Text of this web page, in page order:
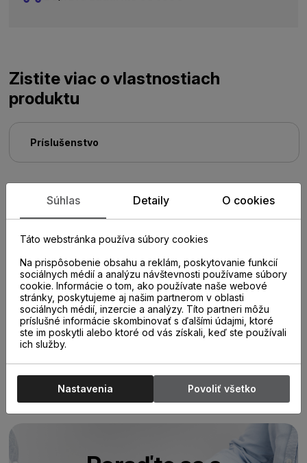
Zistite viac o vlastnostiach
produktu
Príslušenstvo
PRÍSLUŠENSTVO
Súhlas Detaily O cookies
Táto webstránka používa súbory cookies
Na prispôsobenie obsahu a reklám, poskytovanie funkcií
sociálnych médií a analýzu návštevnosti používame súbory
cookie. Informácie o tom, ako používate naše webové
stránky, poskytujeme aj našim partnerom v oblasti
sociálnych médií, inzercie a analýzy. Títo partneri môžu
príslušné informácie skombinovať s ďalšími údajmi, ktoré
ste im poskytli alebo ktoré od vás získali, keď ste používali
ich služby.
Nastavenia Povoliť všetko